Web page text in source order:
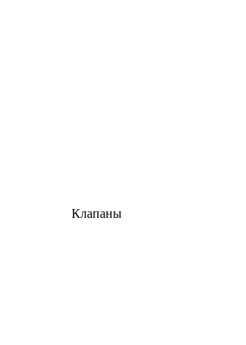
Клапаны